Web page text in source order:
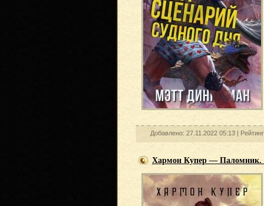
Добавлено: 27.11.2022 05:13 |
Хармон Купер — Паломник.